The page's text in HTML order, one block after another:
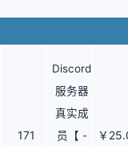
171
Discord
服务器
真实成
员【 -
￥